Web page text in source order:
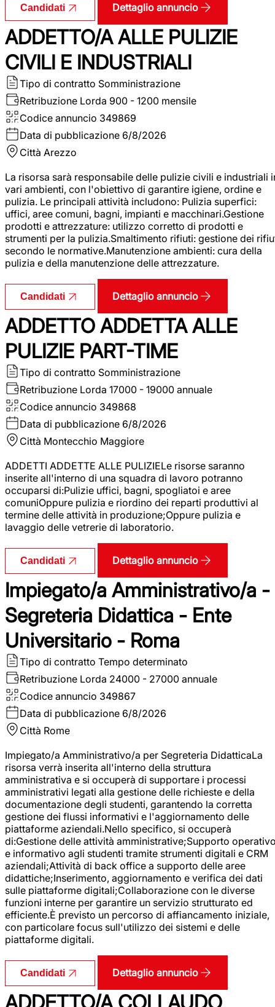
Candidati Dettaglio annuncio
ADDETTO/A ALLE PULIZIE
CIVILI E INDUSTRIALI
Tipo di contratto Somministrazione
Retribuzione Lorda 900 - 1200 mensile
Codice annuncio 349869
Data di pubblicazione 6/8/2026
Città Arezzo
La risorsa sarà responsabile delle pulizie civili e industriali
vari ambienti, con l'obiettivo di garantire igiene, ordine e
pulizia. Le principali attività includono: Pulizia superfici:
uffici, aree comuni, bagni, impianti e macchinari.Gestione
prodotti e attrezzature: utilizzo corretto di prodotti e
strumenti per la pulizia.Smaltimento rifiuti: gestione dei
secondo le normative.Manutenzione ambienti: cura della
pulizia e della manutenzione delle attrezzature.
Candidati Dettaglio annuncio
ADDETTO ADDETTA ALLE
PULIZIE PART-TIME
Tipo di contratto Somministrazione
Retribuzione Lorda 17000 - 19000 annuale
Codice annuncio 349868
Data di pubblicazione 6/8/2026
Città Montecchio Maggiore
ADDETTI ADDETTE ALLE PULIZIELe risorse saranno
inserite all'interno di una squadra di lavoro potranno
occuparsi di:Pulizie uffici, bagni, spogliatoi e aree
comuniOppure pulizia e riordino dei reparti produttivi al
termine delle attività in produzione;Oppure pulizia e
lavaggio delle vetrerie di laboratorio.
Candidati Dettaglio annuncio
Impiegato/a Amministrativo/a -
Segreteria Didattica - Ente
Universitario - Roma
Tipo di contratto Tempo determinato
Retribuzione Lorda 24000 - 27000 annuale
Codice annuncio 349867
Data di pubblicazione 6/8/2026
Città Rome
Impiegato/a Amministrativo/a per Segreteria DidatticaLa
risorsa verrà inserita all'interno della struttura
amministrativa e si occuperà di supportare i processi
amministrativi legati alla gestione delle richieste e della
documentazione degli studenti, garantendo la corretta
gestione dei flussi informativi e l'aggiornamento delle
piattaforme aziendali.Nello specifico, si occuperà
di:Gestione delle attività amministrative;Supporto
e informativo agli studenti tramite strumenti digitali e CRM
aziendali;Attività di back office a supporto delle aree
didattiche;Inserimento, aggiornamento e verifica dei dati
sulle piattaforme digitali;Collaborazione con le diverse
funzioni interne per garantire un servizio strutturato ed
efficiente.È previsto un percorso di affiancamento iniziale,
con particolare focus sull'utilizzo dei sistemi e delle
piattaforme digitali.
Candidati Dettaglio annuncio
ADDETTO/A COLLAUDO